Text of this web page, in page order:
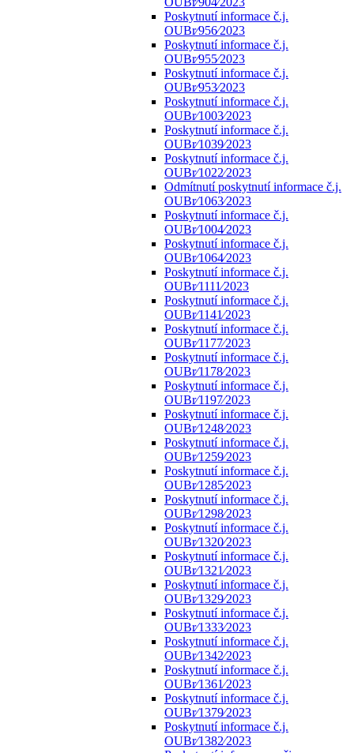
Poskytnutí informace č.j.
OUBr⁄956⁄2023
Poskytnutí informace č.j.
OUBr⁄955⁄2023
Poskytnutí informace č.j.
OUBr⁄953⁄2023
Poskytnutí informace č.j.
OUBr⁄1003⁄2023
Poskytnutí informace č.j.
OUBr⁄1039⁄2023
Poskytnutí informace č.j.
OUBr⁄1022⁄2023
Odmítnutí poskytnutí informace č.j.
OUBr⁄1063⁄2023
Poskytnutí informace č.j.
OUBr⁄1004⁄2023
Poskytnutí informace č.j.
OUBr⁄1064⁄2023
Poskytnutí informace č.j.
OUBr⁄1111⁄2023
Poskytnutí informace č.j.
OUBr⁄1141⁄2023
Poskytnutí informace č.j.
OUBr⁄1177⁄2023
Poskytnutí informace č.j.
OUBr⁄1178⁄2023
Poskytnutí informace č.j.
OUBr⁄1197⁄2023
Poskytnutí informace č.j.
OUBr⁄1248⁄2023
Poskytnutí informace č.j.
OUBr⁄1259⁄2023
Poskytnutí informace č.j.
OUBr⁄1285⁄2023
Poskytnutí informace č.j.
OUBr⁄1298⁄2023
Poskytnutí informace č.j.
OUBr⁄1320⁄2023
Poskytnutí informace č.j.
OUBr⁄1321⁄2023
Poskytnutí informace č.j.
OUBr⁄1329⁄2023
Poskytnutí informace č.j.
OUBr⁄1333⁄2023
Poskytnutí informace č.j.
OUBr⁄1342⁄2023
Poskytnutí informace č.j.
OUBr⁄1361⁄2023
Poskytnutí informace č.j.
OUBr⁄1379⁄2023
Poskytnutí informace č.j.
OUBr⁄1382⁄2023